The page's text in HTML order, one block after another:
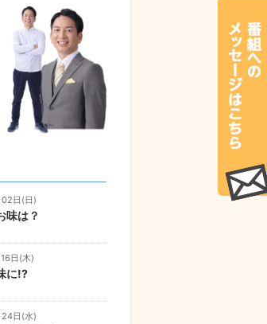
日(日)
味は？
日(木)
に!?
日(水)